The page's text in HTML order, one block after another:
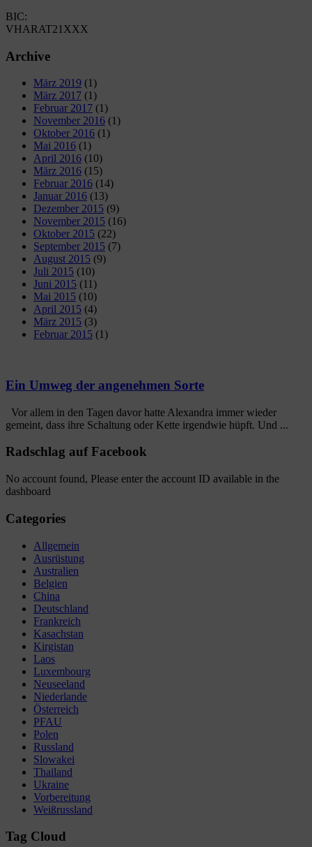
BIC:
VHARAT21XXX
Archive
März 2019 (1)
März 2017 (1)
Februar 2017 (1)
November 2016 (1)
Oktober 2016 (1)
Mai 2016 (1)
April 2016 (10)
März 2016 (15)
Februar 2016 (14)
Januar 2016 (13)
Dezember 2015 (9)
November 2015 (16)
Oktober 2015 (22)
September 2015 (7)
August 2015 (9)
Juli 2015 (10)
Juni 2015 (11)
Mai 2015 (10)
April 2015 (4)
März 2015 (3)
Februar 2015 (1)
Ein Umweg der angenehmen Sorte
Vor allem in den Tagen davor hatte Alexandra immer wieder
gemeint, dass ihre Schaltung oder Kette irgendwie hüpft. Und ...
Radschlag auf Facebook
No account found, Please enter the account ID available in the
dashboard
Categories
Allgemein
Ausrüstung
Australien
Belgien
China
Deutschland
Frankreich
Kasachstan
Kirgistan
Laos
Luxembourg
Neuseeland
Niederlande
Österreich
PFAU
Polen
Russland
Slowakei
Thailand
Ukraine
Vorbereitung
Weißrussland
Tag Cloud